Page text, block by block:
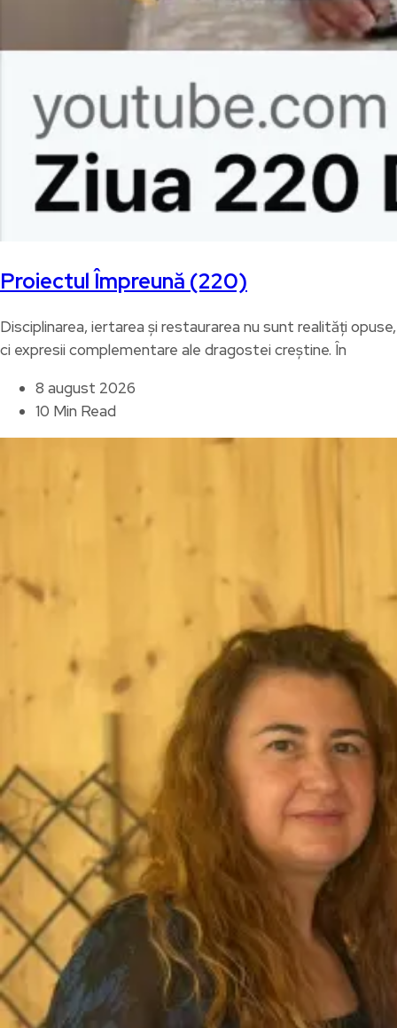
Proiectul Împreună (220)
Disciplinarea, iertarea și restaurarea nu sunt realități opuse,
ci expresii complementare ale dragostei creștine. În
8 august 2026
10 Min Read